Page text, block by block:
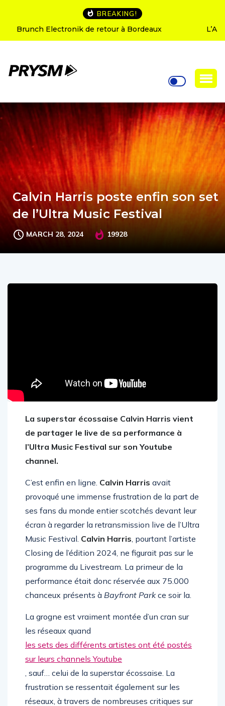
BREAKING!
L’Amnesia Ibiza fête ses 50 ans : le programme des
soirées d’ouverture
Calvin Harris poste enfin son set
de l’Ultra Music Festival
La superstar écossaise Calvin Harris vient
de partager le live de sa performance à
l’Ultra Music Festival sur son Youtube
C’est enfin en ligne.Calvin Harrisavait
provoqué une immense frustration de la part de
ses fans du monde entier scotchés devant leur
écran à regarder la retransmission live de l’Ultra
Music Festival.Calvin Harris , pourtant l’artiste
Closing de l’édition 2024, ne figurait pas sur le
programme du Livestream. La primeur de la
performance était donc réservée aux 75.000
La grogne est vraiment montée d’un cran sur
les réseaux quand
les sets des différents artistes ont été postés
sur leurs channels Youtube
, sauf… celui de la superstar écossaise. La
frustration se ressentait également sur les